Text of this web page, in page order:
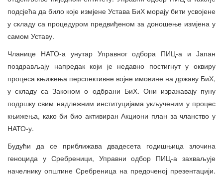
подсјећа да било које измјене Устава БиХ морају бити усвојене
у складу са процедуром предвиђеном за доношење измјена у
самом Уставу.
Чланице НАТО-а унутар Управног одбора ПИЦ-а и Јапан
поздрављају напредак који је недавно постигнут у оквиру
процеса књижења перспективне војне имовине на државу БиХ,
у складу са Законом о одбрани БиХ. Они изражавају пуну
подршку свим надлежним институцијама укљученим у процес
књижења, како би био активиран Акциони план за чланство у
НАТО-у.
Будући да се приближава двадесета годишњица злочина
геноцида у Сребреници, Управни одбор ПИЦ-а захваљује
начелнику општине Сребреница на предоченој презентацији.